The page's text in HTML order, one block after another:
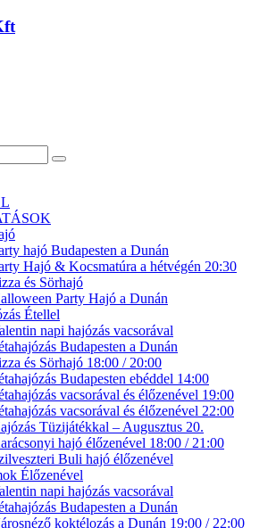
hajó Budapesten a Dunán
Hajó & Kocsmatúra a hétvégén 20:30
és Sörhajó
Party Hajó a Dunán
Étellel
napi hajózás vacsorával
Budapesten a Dunán
és Sörhajó 18:00 / 20:00
Budapesten ebéddel 14:00
vacsorával és élőzenével 19:00
vacsorával és élőzenével 22:00
Tüzijátékkal – Augusztus 20.
hajó élőzenével 18:00 / 21:00
Buli hajó élőzenével
Élőzenével
napi hajózás vacsorával
Budapesten a Dunán
koktélozás a Dunán 19:00 / 22:00